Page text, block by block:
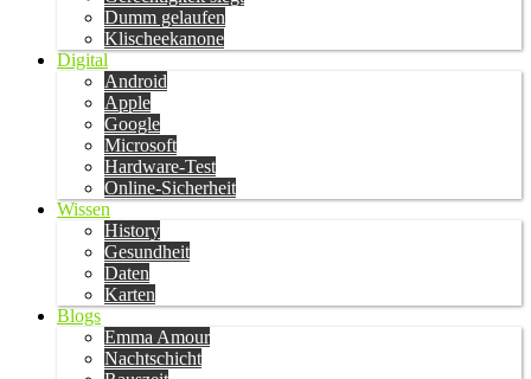
Dumm gelaufen
Klischeekanone
Digital
Android
Apple
Google
Microsoft
Hardware-Test
Online-Sicherheit
Wissen
History
Gesundheit
Daten
Karten
Blogs
Emma Amour
Nachtschicht